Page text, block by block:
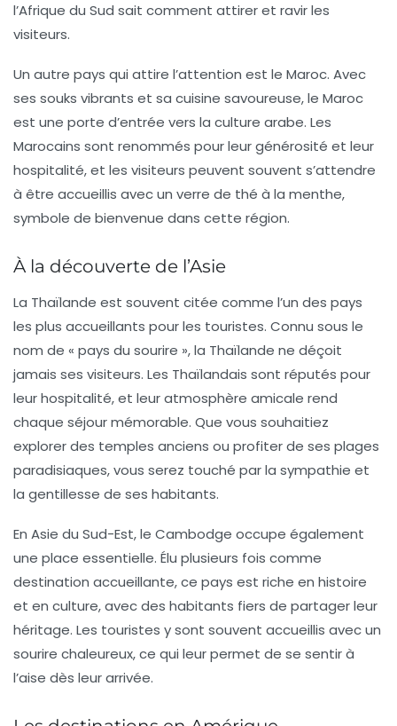
l’Afrique du Sud sait comment attirer et ravir les
visiteurs.
Un autre pays qui attire l’attention est le Maroc. Avec
ses souks vibrants et sa cuisine savoureuse, le Maroc
est une porte d’entrée vers la culture arabe. Les
Marocains sont renommés pour leur générosité et leur
hospitalité, et les visiteurs peuvent souvent s’attendre
à être accueillis avec un verre de thé à la menthe,
symbole de bienvenue dans cette région.
À la découverte de l’Asie
La Thaïlande est souvent citée comme l’un des pays
les plus accueillants pour les touristes. Connu sous le
nom de « pays du sourire », la Thaïlande ne déçoit
jamais ses visiteurs. Les Thaïlandais sont réputés pour
leur hospitalité, et leur atmosphère amicale rend
chaque séjour mémorable. Que vous souhaitiez
explorer des temples anciens ou profiter de ses plages
paradisiaques, vous serez touché par la sympathie et
la gentillesse de ses habitants.
En Asie du Sud-Est, le Cambodge occupe également
une place essentielle. Élu plusieurs fois comme
destination accueillante, ce pays est riche en histoire
et en culture, avec des habitants fiers de partager leur
héritage. Les touristes y sont souvent accueillis avec un
sourire chaleureux, ce qui leur permet de se sentir à
l’aise dès leur arrivée.